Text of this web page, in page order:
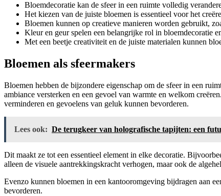
Bloemdecoratie kan de sfeer in een ruimte volledig
Het kiezen van de juiste bloemen is essentieel voor het
Bloemen kunnen op creatieve manieren worden gebruikt,
Kleur en geur spelen een belangrijke rol in bloemdecoratie
Met een beetje creativiteit en de juiste materialen kunnen
Bloemen als sfeermakers
Bloemen hebben de bijzondere eigenschap om de sfeer in een
ambiance versterken en een gevoel van warmte en welkom
verminderen en gevoelens van geluk kunnen bevorderen.
Lees ook: De terugkeer van holografische tapijten: een
Dit maakt ze tot een essentieel element in elke decoratie.
alleen de visuele aantrekkingskracht verhogen, maar ook de
Evenzo kunnen bloemen in een kantooromgeving bijdragen aan
bevorderen.